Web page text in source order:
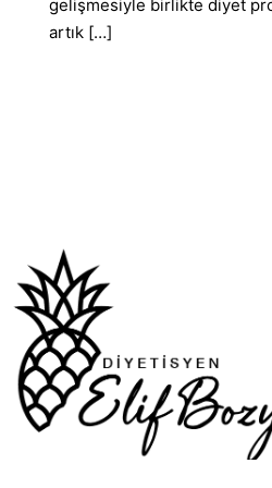
gelişmesiyle birlikte diyet
artık […]